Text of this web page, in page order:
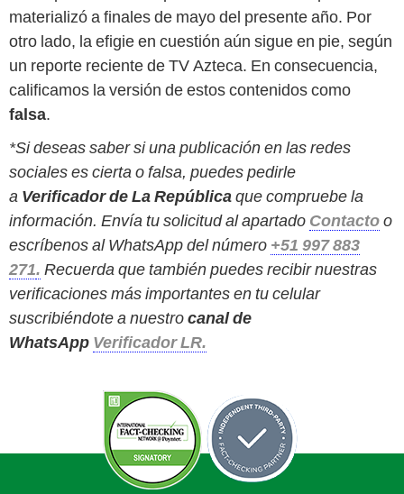
materializó a finales de mayo del presente año. Por
otro lado, la efigie en cuestión aún sigue en pie, según
un reporte reciente de TV Azteca. En consecuencia,
calificamos la versión de estos contenidos como
falsa.
*Si deseas saber si una publicación en las redes
sociales es cierta o falsa, puedes pedirle
a Verificador de La Repúblicaque compruebe la
información. Envía tu solicitud al apartado Contactoo
escríbenos al WhatsApp del número +51 997 883
271. Recuerda que también puedes recibir nuestras
verificaciones más importantes en tu celular
suscribiéndote a nuestrocanal de
WhatsApp Verificador LR.